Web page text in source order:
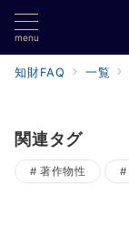
menu
知財FAQ 一覧
関連タグ
著作物性